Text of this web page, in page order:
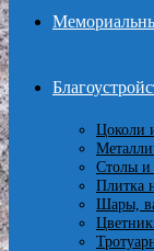
Цоколи
Столы и
Плитка
Шары,